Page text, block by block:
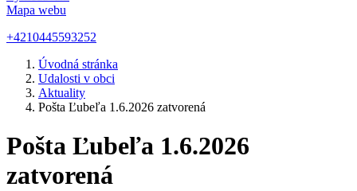
Mapa webu
+4210445593252
Úvodná stránka
Udalosti v obci
Aktuality
Pošta Ľubeľa 1.6.2026 zatvorená
Pošta Ľubeľa 1.6.2026
zatvorená